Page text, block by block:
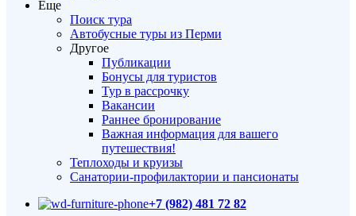
Еще
Поиск тура
Автобусные туры из Перми
Другое
Публикации
Бонусы для туристов
Тур в рассрочку
Вакансии
Раннее бронирование
Важная информация для вашего
путешествия!
Теплоходы и круизы
Санатории-профилактории и пансионаты
+7 (982) 481 72 82